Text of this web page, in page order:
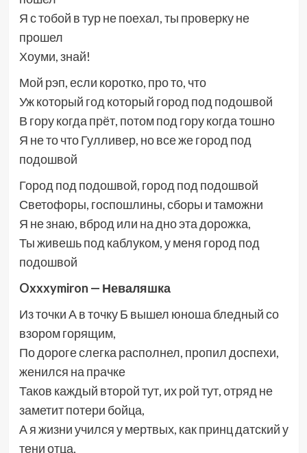
Я с тобой в тур не поехал, ты проверку не
прошел
Хоуми, знай!
Мой рэп, если коротко, про то, что
Уж который год который город под подошвой
В гору когда прёт, потом под гору когда тошно
Я не то что Гулливер, но все же город под
подошвой
Город под подошвой, город под подошвой
Светофоры, госпошлины, сборы и таможни
Я не знаю, вброд или на дно эта дорожка,
Ты живешь под каблуком, у меня город под
подошвой
Oxxxymiron — Неваляшка
Из точки А в точку Б вышел юноша бледный со
взором горящим,
По дороге слегка располнел, пропил доспехи,
женился на прачке
Таков каждый второй тут, их рой тут, отряд не
заметит потери бойца,
А я жизни учился у мертвых, как принц датский у
тени отца,